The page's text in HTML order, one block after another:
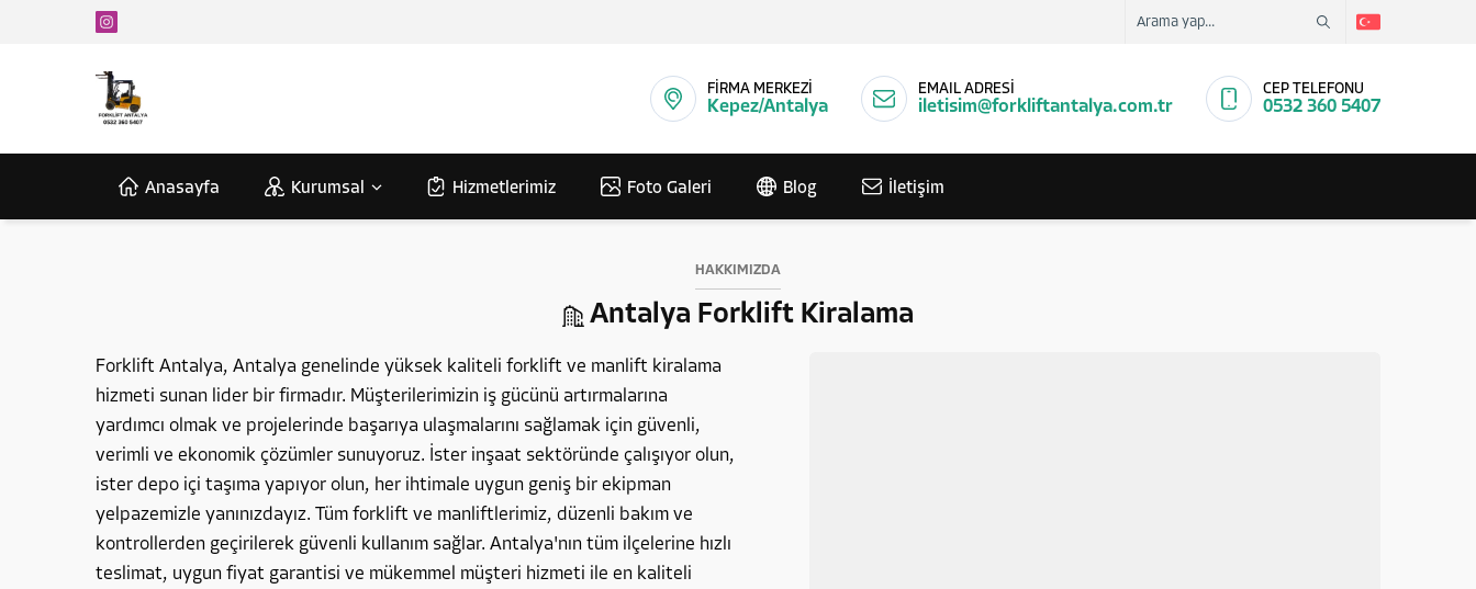
FİRMA MERKEZİ
Kepez/Antalya
EMAIL ADRESİ
iletisim@forkliftantalya.com.tr
CEP TELEFONU
0532 360 5407
Anasayfa Kurumsal Hizmetlerimiz Foto Galeri Blog İletişim
HAKKIMIZDA
Antalya Forklift Kiralama
Forklift Antalya, Antalya genelinde yüksek kaliteli forklift ve manlift kiralama
hizmeti sunan lider bir firmadır. Müşterilerimizin iş gücünü artırmalarına
yardımcı olmak ve projelerinde başarıya ulaşmalarını sağlamak için güvenli,
verimli ve ekonomik çözümler sunuyoruz. İster inşaat sektöründe çalışıyor olun,
ister depo içi taşıma yapıyor olun, her ihtimale uygun geniş bir ekipman
yelpazemizle yanınızdayız. Tüm forklift ve manliftlerimiz, düzenli bakım ve
kontrollerden geçirilerek güvenli kullanım sağlar. Antalya'nın tüm ilçelerine hızlı
teslimat, uygun fiyat garantisi ve mükemmel müşteri hizmeti ile en kaliteli